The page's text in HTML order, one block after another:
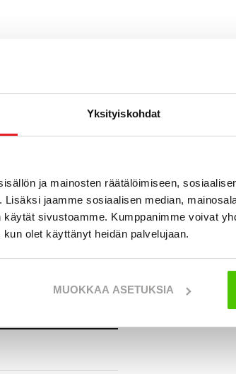
Yksityiskohdat
ja mainosten räätälöimiseen,
jaamme sosiaalisen median,
sivustoamme. Kumppanimme voivat
olet käyttänyt heidän palvelujaan.
MUOKKAA ASETUKSIA
tarjolla.